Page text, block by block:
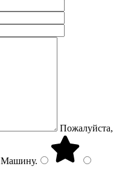
Пожалуйста,
Машину.